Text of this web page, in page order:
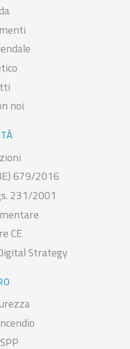
noi
679/2016
231/2001
CE
Strategy